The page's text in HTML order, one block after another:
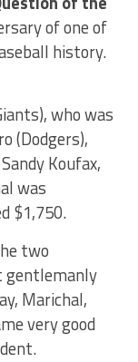
of one of
history.
who was
(Dodgers),
Koufax,
was
$1,750.
two
gentlemanly
Marichal,
very good